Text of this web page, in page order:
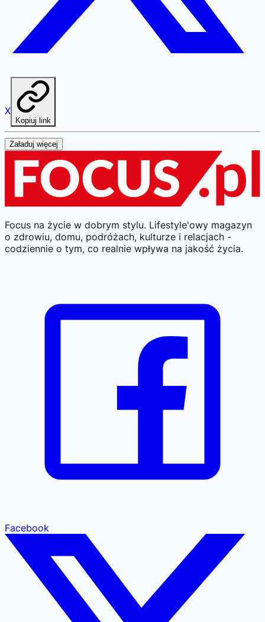
X
Kopiuj link
Załaduj więcej
Focus na życie w dobrym stylu. Lifestyle'owy magazyn
o zdrowiu, domu, podróżach, kulturze i relacjach -
codziennie o tym, co realnie wpływa na jakość życia.
Facebook